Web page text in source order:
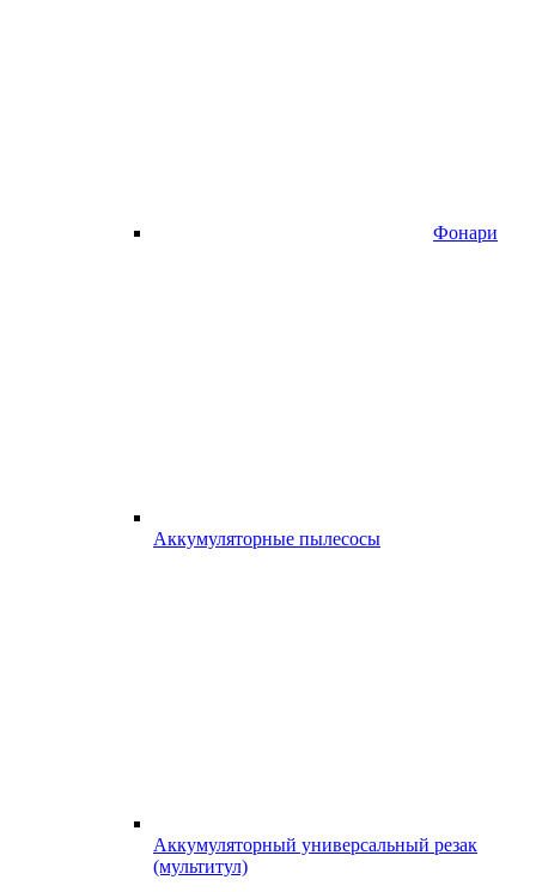
Фонари
Аккумуляторные пылесосы
Аккумуляторный универсальный резак
(мультитул)